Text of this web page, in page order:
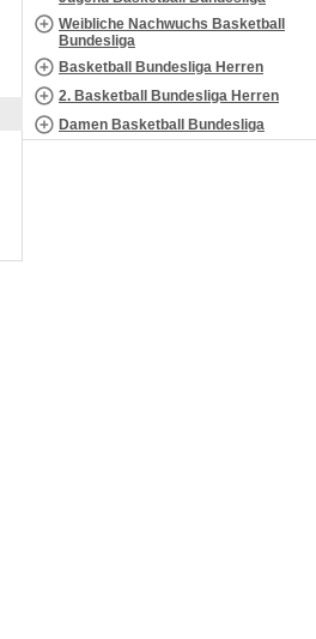
Weibliche Nachwuchs Basketball
Bundesliga
Basketball Bundesliga Herren
2. Basketball Bundesliga Herren
Damen Basketball Bundesliga